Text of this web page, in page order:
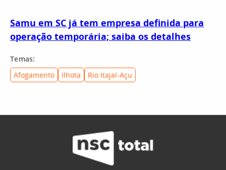
Samu em SC já tem empresa definida para
operação temporária; saiba os detalhes
Temas:
Afogamento
Ilhota Rio Itajaí-Açu